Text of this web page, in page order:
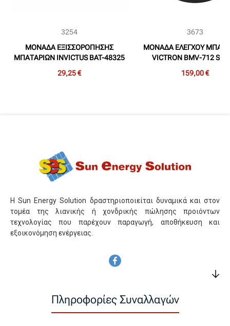
3254
ΜΟΝΑΔΑ ΕΞΙΣΣΟΡΟΠΗΣΗΣ
ΜΠΑΤΑΡΙΩΝ INVICTUS BAT-48325
29,25 €
3673
ΜΟΝΑΔΑ ΕΛΕΓΧΟΥ
VICTRON BMV-712
159,00 €
Η Sun Energy Solution δραστηριοποιείται δυναμικά και στον
τομέα της λιανικής ή χονδρικής πώλησης προιόντων
τεχνολογίας που παρέχουν παραγωγή, αποθήκευση και
εξοικονόμηση ενέργειας.
Πληροφορίες Συναλλαγών